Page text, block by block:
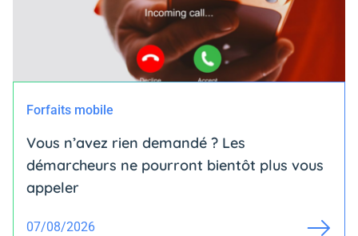
Forfaits mobile
Vous n’avez rien demandé ? Les
démarcheurs ne pourront bientôt plus vous
appeler
07/08/2026